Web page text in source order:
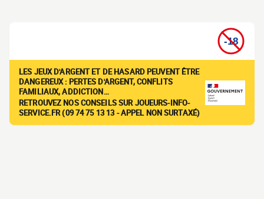
LES JEUX D'ARGENT ET DE HASARD PEUVENT ÊTRE
DANGEREUX : PERTES D'ARGENT, CONFLITS
FAMILIAUX, ADDICTION…
RETROUVEZ NOS CONSEILS SUR JOUEURS-INFO-
SERVICE.FR (09 74 75 13 13 - APPEL NON SURTAXÉ)